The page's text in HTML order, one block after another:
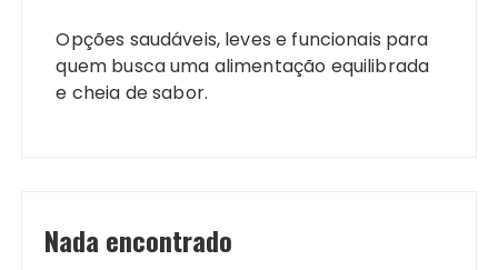
Opções saudáveis, leves e funcionais para
quem busca uma alimentação equilibrada
e cheia de sabor.
Nada encontrado